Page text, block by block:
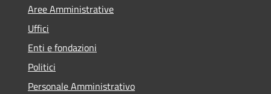
Aree Amministrative
Uffici
Enti e fondazioni
Politici
Personale Amministrativo